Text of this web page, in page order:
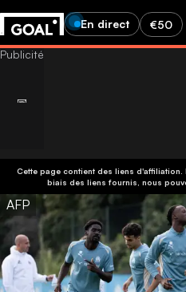
En direct €50
Cette page contient des liens
biais des liens fournis, nous
AFP